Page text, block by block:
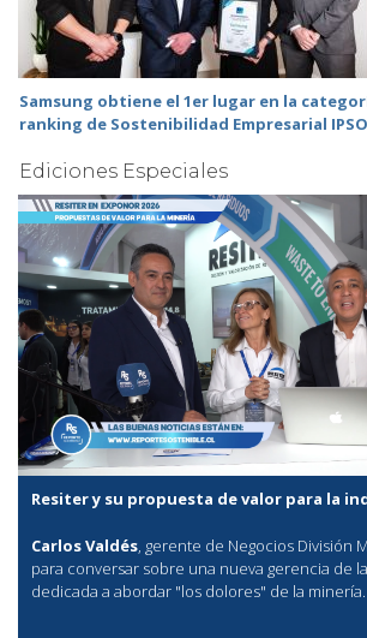
Samsung obtiene el 1er lugar en la
ranking de Sostenibilidad Empresarial
Ediciones Especiales
Resiter y su propuesta de valor para la
Carlos Valdés, gerente de Negocios División
para conversar sobre una nueva gerencia de
dedicada a abordar "los dolores" de la minería.